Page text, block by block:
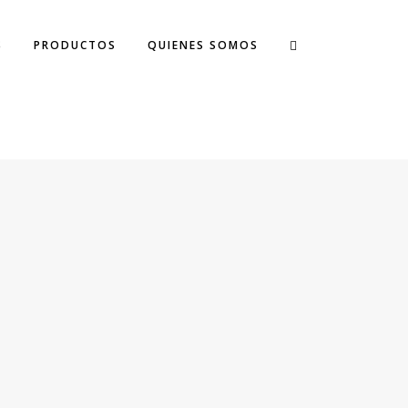
PRODUCTOS QUIENES SOMOS